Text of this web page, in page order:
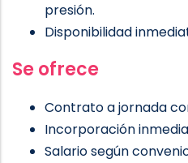
presión.
Disponibilidad
Se ofrece
Contrato a jornada
Incorporación
Salario según